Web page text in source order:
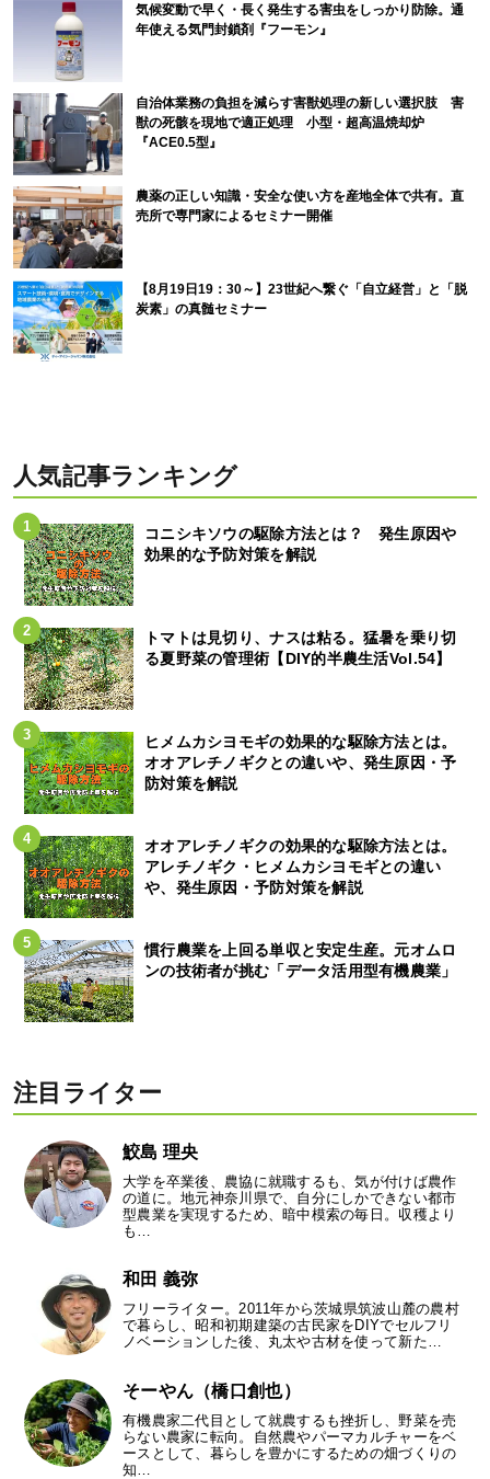
気候変動で早く・長く発生する害虫をしっかり防除。通
年使える気門封鎖剤『フーモン』
自治体業務の負担を減らす害獣処理の新しい選択肢 害
獣の死骸を現地で適正処理 小型・超高温焼却炉
『ACE0.5型』
農薬の正しい知識・安全な使い方を産地全体で共有。直
売所で専門家によるセミナー開催
【8月19日19：30～】23世紀へ繋ぐ「自立経営」と「脱
炭素」の真髄セミナー
人気記事ランキング
コニシキソウの駆除方法とは？ 発生原因や
効果的な予防対策を解説
トマトは見切り、ナスは粘る。猛暑を乗り切
る夏野菜の管理術【DIY的半農生活Vol.54】
ヒメムカシヨモギの効果的な駆除方法とは。
オオアレチノギクとの違いや、発生原因・予
防対策を解説
オオアレチノギクの効果的な駆除方法とは。
アレチノギク・ヒメムカシヨモギとの違い
や、発生原因・予防対策を解説
慣行農業を上回る単収と安定生産。元オムロ
ンの技術者が挑む「データ活用型有機農業」
注目ライター
鮫島 理央
大学を卒業後、農協に就職するも、気が付けば農作
の道に。地元神奈川県で、自分にしかできない都市
型農業を実現するため、暗中模索の毎日。収穫より
も…
和田 義弥
フリーライター。2011年から茨城県筑波山麓の農村
で暮らし、昭和初期建築の古民家をDIYでセルフリ
ノベーションした後、丸太や古材を使って新た…
そーやん（橋口創也）
有機農家二代目として就農するも挫折し、野菜を売
らない農家に転向。自然農やパーマカルチャーをベ
ースとして、暮らしを豊かにするための畑づくりの
知…